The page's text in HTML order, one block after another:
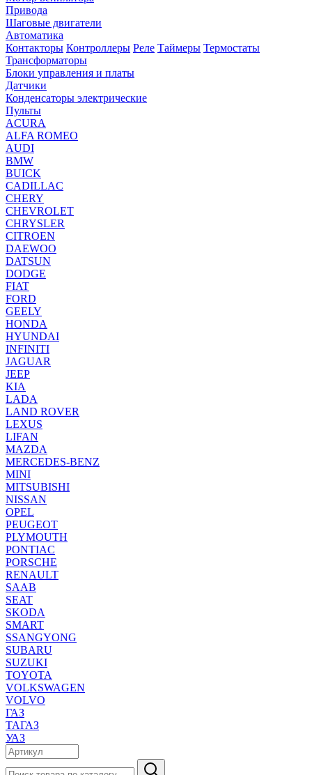
Привода
Шаговые двигатели
Автоматика
Контакторы Контроллеры Реле Таймеры Термостаты
Трансформаторы
Блоки управления и платы
Датчики
Конденсаторы электрические
Пульты
ACURA
ALFA ROMEO
AUDI
BMW
BUICK
CADILLAC
CHERY
CHEVROLET
CHRYSLER
CITROEN
DAEWOO
DATSUN
DODGE
FIAT
FORD
GEELY
HONDA
HYUNDAI
INFINITI
JAGUAR
JEEP
KIA
LADA
LAND ROVER
LEXUS
LIFAN
MAZDA
MERCEDES-BENZ
MINI
MITSUBISHI
NISSAN
OPEL
PEUGEOT
PLYMOUTH
PONTIAC
PORSCHE
RENAULT
SAAB
SEAT
SKODA
SMART
SSANGYONG
SUBARU
SUZUKI
TOYOTA
VOLKSWAGEN
VOLVO
ГАЗ
ТАГАЗ
УАЗ